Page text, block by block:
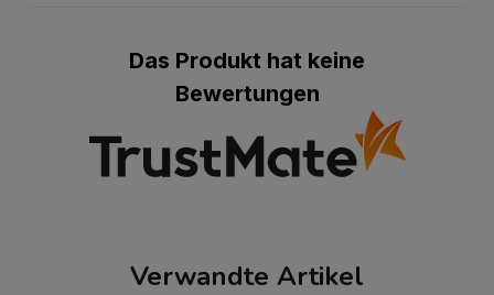
Das Produkt hat keine
Bewertungen
Verwandte Artikel